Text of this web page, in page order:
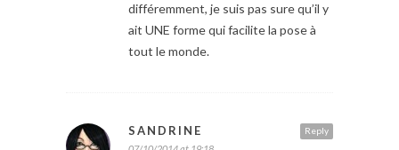
différemment, je suis pas sure qu’il y
ait UNE forme qui facilite la pose à
tout le monde.
Reply
SANDRINE